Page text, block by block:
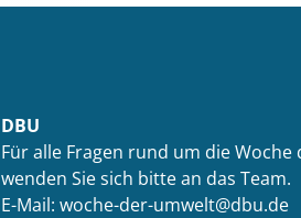
DBU
Für alle Fragen rund um die Woche
wenden Sie sich bitte an das Team.
E-Mail: woche-der-umwelt@dbu.de